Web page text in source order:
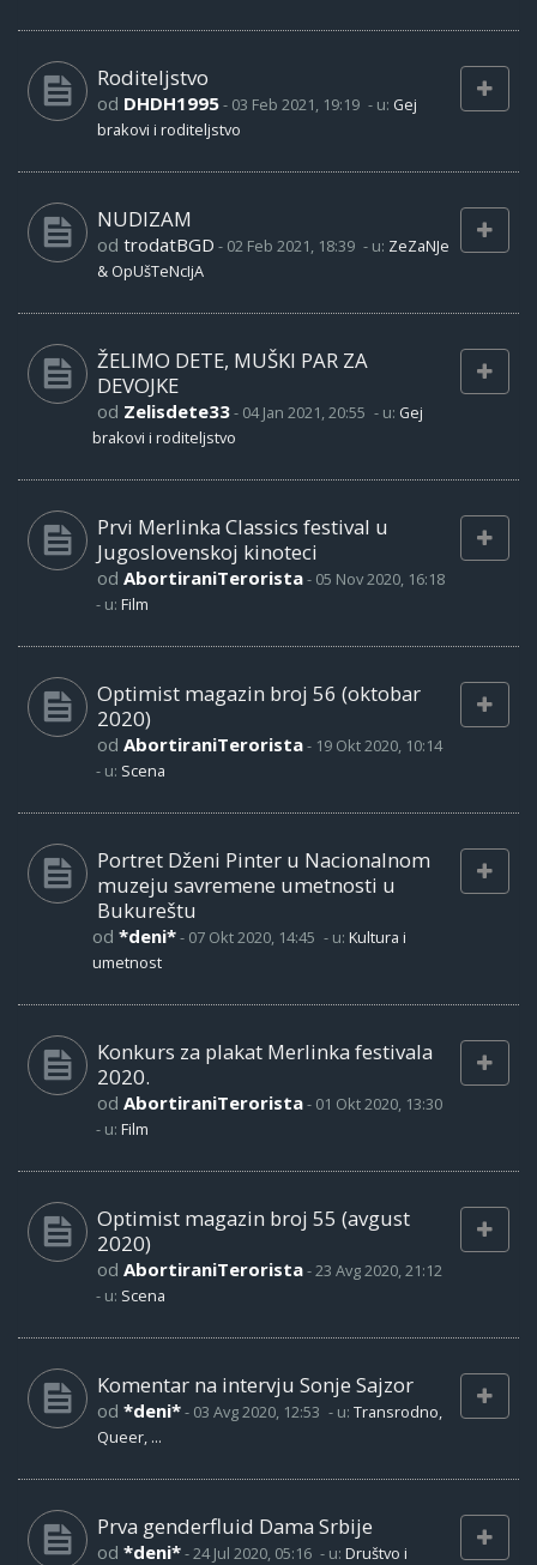
Roditeljstvo
od DHDH1995- 03 Feb 2021, 19:19 - u: Gej
brakovi i roditeljstvo
NUDIZAM
od trodatBGD - 02 Feb 2021, 18:39 - u: ZeZaNJe
& OpUšTeNcIjA
ŽELIMO DETE, MUŠKI PAR ZA
DEVOJKE
od Zelisdete33- 04 Jan 2021, 20:55 - u: Gej
brakovi i roditeljstvo
Prvi Merlinka Classics festival u
Jugoslovenskoj kinoteci
od AbortiraniTerorista- 05 Nov 2020, 16:18
- u: Film
Optimist magazin broj 56 (oktobar
2020)
od AbortiraniTerorista- 19 Okt 2020, 10:14
- u: Scena
Portret Dženi Pinter u Nacionalnom
muzeju savremene umetnosti u
Bukureštu
od *deni*- 07 Okt 2020, 14:45 - u: Kultura i
umetnost
Konkurs za plakat Merlinka festivala
2020.
od AbortiraniTerorista- 01 Okt 2020, 13:30
- u: Film
Optimist magazin broj 55 (avgust
2020)
od AbortiraniTerorista-23 Avg 2020, 21:12
- u: Scena
Komentar na intervju Sonje Sajzor
od *deni*- 03 Avg 2020, 12:53 - u: Transrodno,
Queer, ...
Prva genderfluid Dama Srbije
od *deni*-24 Jul 2020, 05:16 - u: Društvo i